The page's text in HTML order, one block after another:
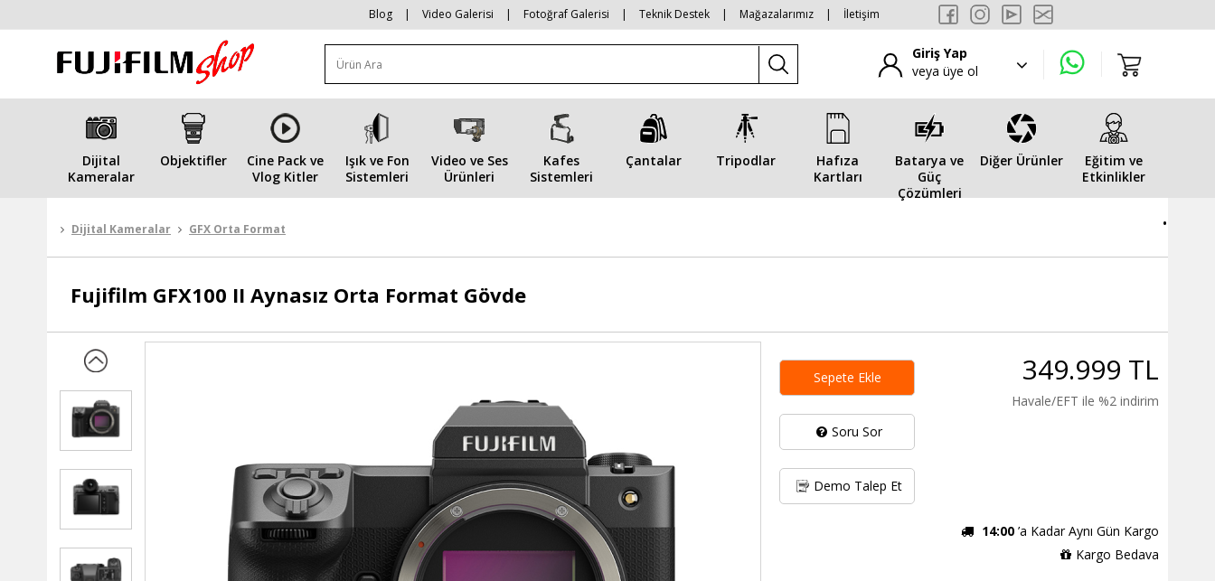
Blog | Video Galerisi | Fotoğraf Galerisi | Teknik Destek | Mağazalarımız | İletişim
Giriş Yap
veya üye ol
Dijital
Kameralar
Objektifler
Cine Pack ve
Vlog Kitler
Işık ve Fon
Sistemleri
Video ve Ses
Ürünleri
Kafes
Sistemleri
Çantalar Tripodlar
Hafıza
Kartları
Batarya ve
Güç
Çözümleri
Diğer Ürünler
Eğitim ve
Etkinlikler
.
Dijital Kameralar GFX Orta Format
Fujifilm GFX100 II Aynasız Orta Format Gövde
Sepete Ekle
Soru Sor
Demo Talep Et
349.999 TL
Havale/EFT ile %2 indirim
14:00 ’a Kadar Aynı Gün Kargo
Kargo Bedava